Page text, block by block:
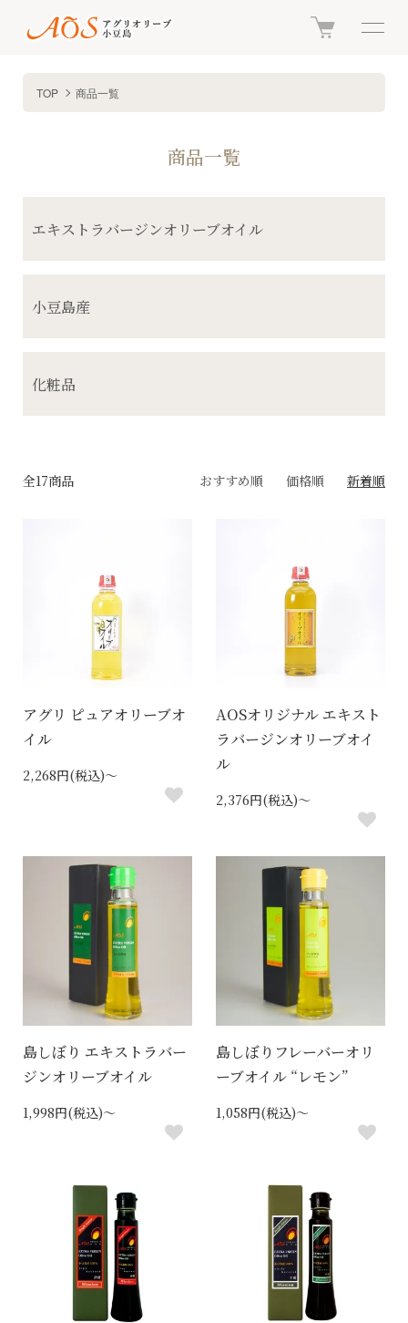
TOP 商品一覧
商品一覧
エキストラバージンオリーブオイル
小豆島産
化粧品
全17商品 おすすめ順 価格順 新着順
アグリ ピュアオリーブオ
イル
2,268円(税込)～
AOSオリジナル エキスト
ラバージンオリーブオイ
ル
2,376円(税込)～
島しぼり エキストラバー
ジンオリーブオイル
1,998円(税込)～
島しぼりフレーバーオリ
ーブオイル “レモン”
1,058円(税込)～